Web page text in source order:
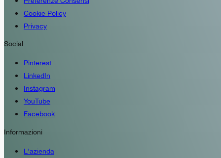
Cookie Policy
Privacy
Social
Pinterest
LinkedIn
Instagram
YouTube
Facebook
Informazioni
L'azienda